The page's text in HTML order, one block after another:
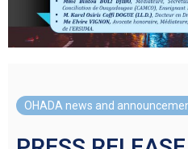
OHADA news and